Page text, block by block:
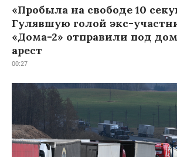
«Пробыла на свободе 10
Гулявшую голой экс-
«Дома-2» отправили под
арест
00:27